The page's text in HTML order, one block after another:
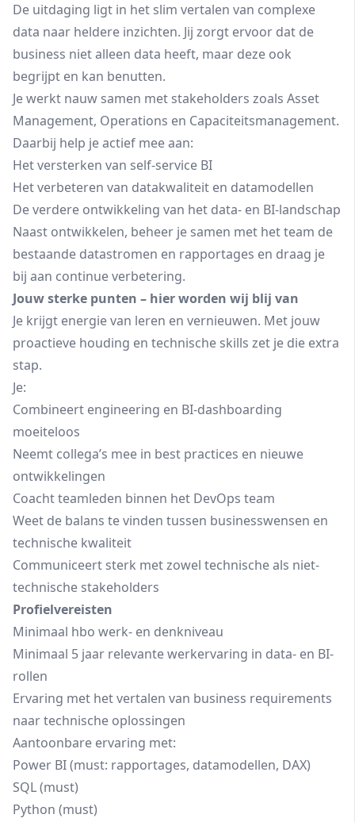
De uitdaging ligt in het slim vertalen van complexe
data naar heldere inzichten. Jij zorgt ervoor dat de
business niet alleen data heeft, maar deze ook
begrijpt en kan benutten.
Je werkt nauw samen met stakeholders zoals Asset
Management, Operations en Capaciteitsmanagement.
Daarbij help je actief mee aan:
Het versterken van self-service BI
Het verbeteren van datakwaliteit en datamodellen
De verdere ontwikkeling van het data- en BI-landschap
Naast ontwikkelen, beheer je samen met het team de
bestaande datastromen en rapportages en draag je
bij aan continue verbetering.
Jouw sterke punten – hier worden wij blij van
Je krijgt energie van leren en vernieuwen. Met jouw
proactieve houding en technische skills zet je die extra
stap.
Je:
Combineert engineering en BI-dashboarding
moeiteloos
Neemt collega’s mee in best practices en nieuwe
ontwikkelingen
Coacht teamleden binnen het DevOps team
Weet de balans te vinden tussen businesswensen en
technische kwaliteit
Communiceert sterk met zowel technische als niet-
technische stakeholders
Profielvereisten
Minimaal hbo werk- en denkniveau
Minimaal 5 jaar relevante werkervaring in data- en BI-
rollen
Ervaring met het vertalen van business requirements
naar technische oplossingen
Aantoonbare ervaring met:
Power BI (must: rapportages, datamodellen, DAX)
SQL (must)
Python (must)